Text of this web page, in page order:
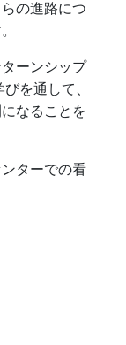
の進路につ
ーンシップ
を通して、
なることを
ターでの看